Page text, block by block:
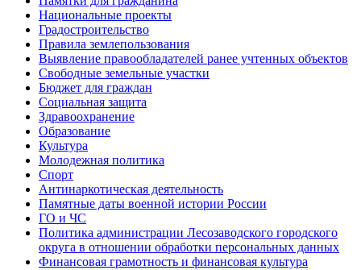
Национальные проекты
Градостроительство
Правила землепользования
Выявление правообладателей ранее учтенных объектов
Свободные земельные участки
Бюджет для граждан
Социальная защита
Здравоохранение
Образование
Культура
Молодежная политика
Спорт
Антинаркотическая деятельность
Памятные даты военной истории России
ГО и ЧС
Политика администрации Лесозаводского городского
округа в отношении обработки персональных данных
Финансовая грамотность и финансовая культура